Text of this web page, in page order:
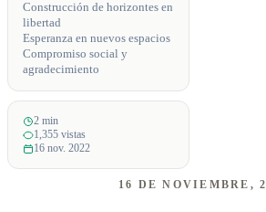
Construcción de horizontes en
libertad
Esperanza en nuevos espacios
Compromiso social y
agradecimiento
2 min
1,355 vistas
16 nov. 2022
16 DE NOVIEMBRE,